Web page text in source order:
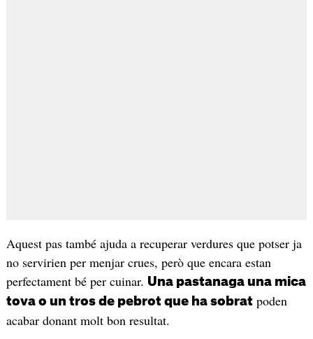
Aquest pas també ajuda a recuperar verdures que potser ja
no servirien per menjar crues, però que encara estan
perfectament bé per cuinar. Una pastanaga una mica
tova o un tros de pebrot que ha sobratpoden
acabar donant molt bon resultat.